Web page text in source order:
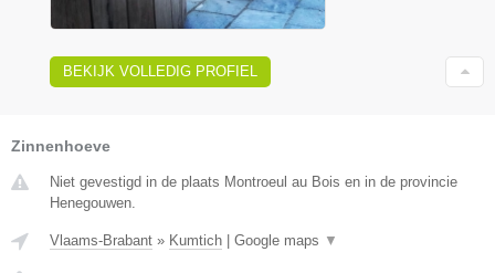
BEKIJK VOLLEDIG PROFIEL
Zinnenhoeve
Niet gevestigd in de plaats Montroeul au Bois en in de provincie
Henegouwen.
Vlaams-Brabant » Kumtich Google maps ▼